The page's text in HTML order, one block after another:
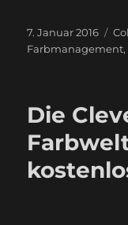
Veröffentlicht
am
7. Januar 2016
Farbmanagement,
Die